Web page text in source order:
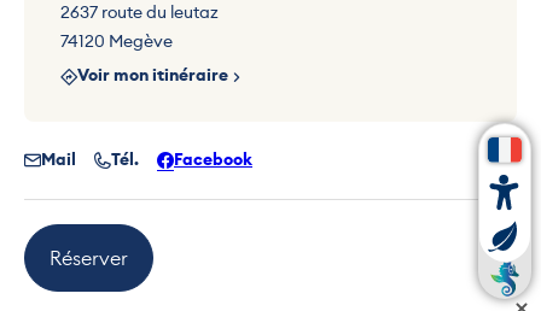
2637 route du leutaz
74120 Megève
Voir mon itinéraire
Mail Tél. Facebook
Réserver